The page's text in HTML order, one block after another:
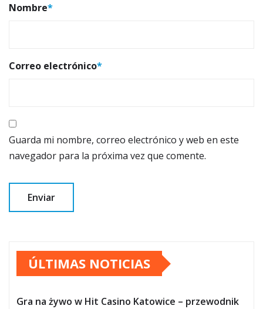
Nombre*
Correo electrónico*
Guarda mi nombre, correo electrónico y web en este
navegador para la próxima vez que comente.
ÚLTIMAS NOTICIAS
Gra na żywo w Hit Casino Katowice – przewodnik